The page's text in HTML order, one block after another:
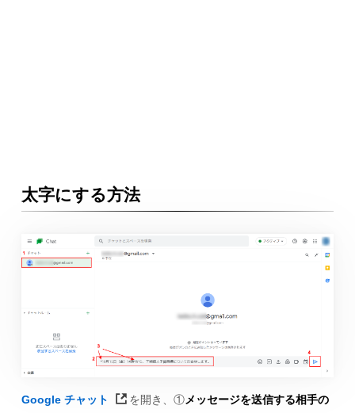
太字にする方法
Google チャット を開き、①メッセージを送信する相手の